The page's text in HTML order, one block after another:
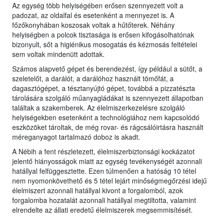
Az egység több helyiségében erősen szennyezett volt a
padozat, az oldalfal és esetenként a mennyezet is. A
főzőkonyhában koszosak voltak a hűtőterek. Néhány
helyiségben a polcok tisztasága is erősen kifogásolhatónak
bizonyult, sőt a higiénikus mosogatás és kézmosás feltételei
sem voltak mindenütt adottak.
Számos alapvető gépet és berendezést, így például a sütőt, a
szeletelőt, a darálót, a darálóhoz használt tömőfát, a
dagasztógépet, a tésztanyújtó gépet, továbbá a pizzatészta
tárolására szolgáló műanyagládákat is szennyezett állapotban
találtak a szakemberek. Az élelmiszerkezelésre szolgáló
helyiségekben esetenként a technológiához nem kapcsolódó
eszközöket tároltak, de még rovar- és rágcsálóirtásra használt
méreganyagot tartalmazó doboz is akadt.
A Nébih a fent részletezett, élelmiszerbiztonsági kockázatot
jelentő hiányosságok miatt az egység tevékenységét azonnali
hatállyal felfüggesztette. Ezen túlmenően a hatóság 10 tétel
nem nyomonkövethető és 5 tétel lejárt minőségmegőrzési idejű
élelmiszert azonnali hatállyal kivont a forgalomból, azok
forgalomba hozatalát azonnali hatállyal megtiltotta, valamint
elrendelte az állati eredetű élelmiszerek megsemmisítését.